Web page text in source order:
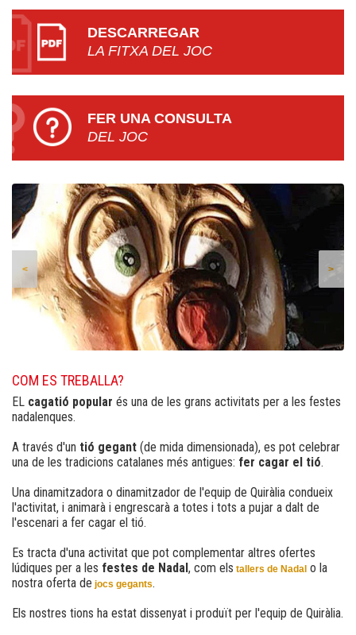
DESCARREGAR
LA FITXA DEL JOC
FER UNA CONSULTA
DEL JOC
>
<
COM ES TREBALLA?
EL cagatió popular és una de les grans activitats per a les festes
nadalenques.
A través d'un tió gegant (de mida dimensionada), es pot celebrar
una de les tradicions catalanes més antigues: fer cagar el tió.
Una dinamitzadora o dinamitzador de l'equip de Quiràlia condueix
l'activitat, i animarà i engrescarà a totes i tots a pujar a dalt de
l'escenari a fer cagar el tió.
Es tracta d'una activitat que pot complementar altres ofertes
lúdiques per a les festes de Nadal, com els tallers de Nadal o la
nostra oferta de jocs gegants.
Els nostres tions ha estat dissenyat i produït per l'equip de Quiràlia.